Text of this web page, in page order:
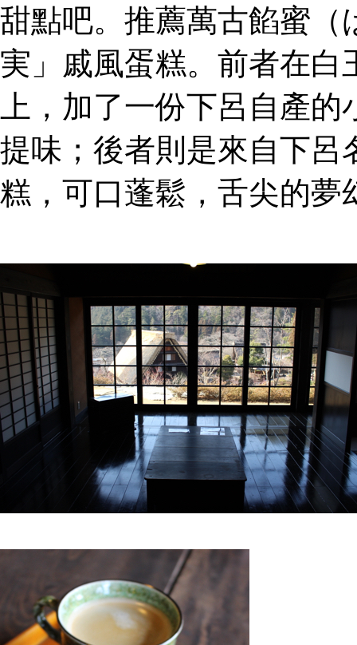
甜點吧。推薦萬古餡蜜
実」戚風蛋糕。前者在白
上，加了一份下呂自產
提味；後者則是來自下呂
糕，可口蓬鬆，舌尖的夢